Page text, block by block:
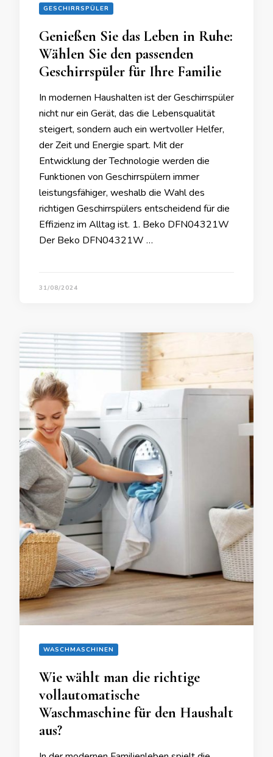
GESCHIRRSPÜLER
Genießen Sie das Leben in Ruhe:
Wählen Sie den passenden
Geschirrspüler für Ihre Familie
In modernen Haushalten ist der Geschirrspüler
nicht nur ein Gerät, das die Lebensqualität
steigert, sondern auch ein wertvoller Helfer,
der Zeit und Energie spart. Mit der
Entwicklung der Technologie werden die
Funktionen von Geschirrspülern immer
leistungsfähiger, weshalb die Wahl des
richtigen Geschirrspülers entscheidend für die
Effizienz im Alltag ist. 1. Beko DFN04321W
Der Beko DFN04321W …
31/08/2024
WASCHMASCHINEN
Wie wählt man die richtige
vollautomatische
Waschmaschine für den Haushalt
aus?